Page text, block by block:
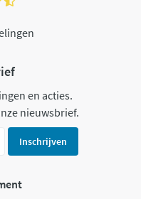
en acties.
nieuwsbrief.
Inschrijven